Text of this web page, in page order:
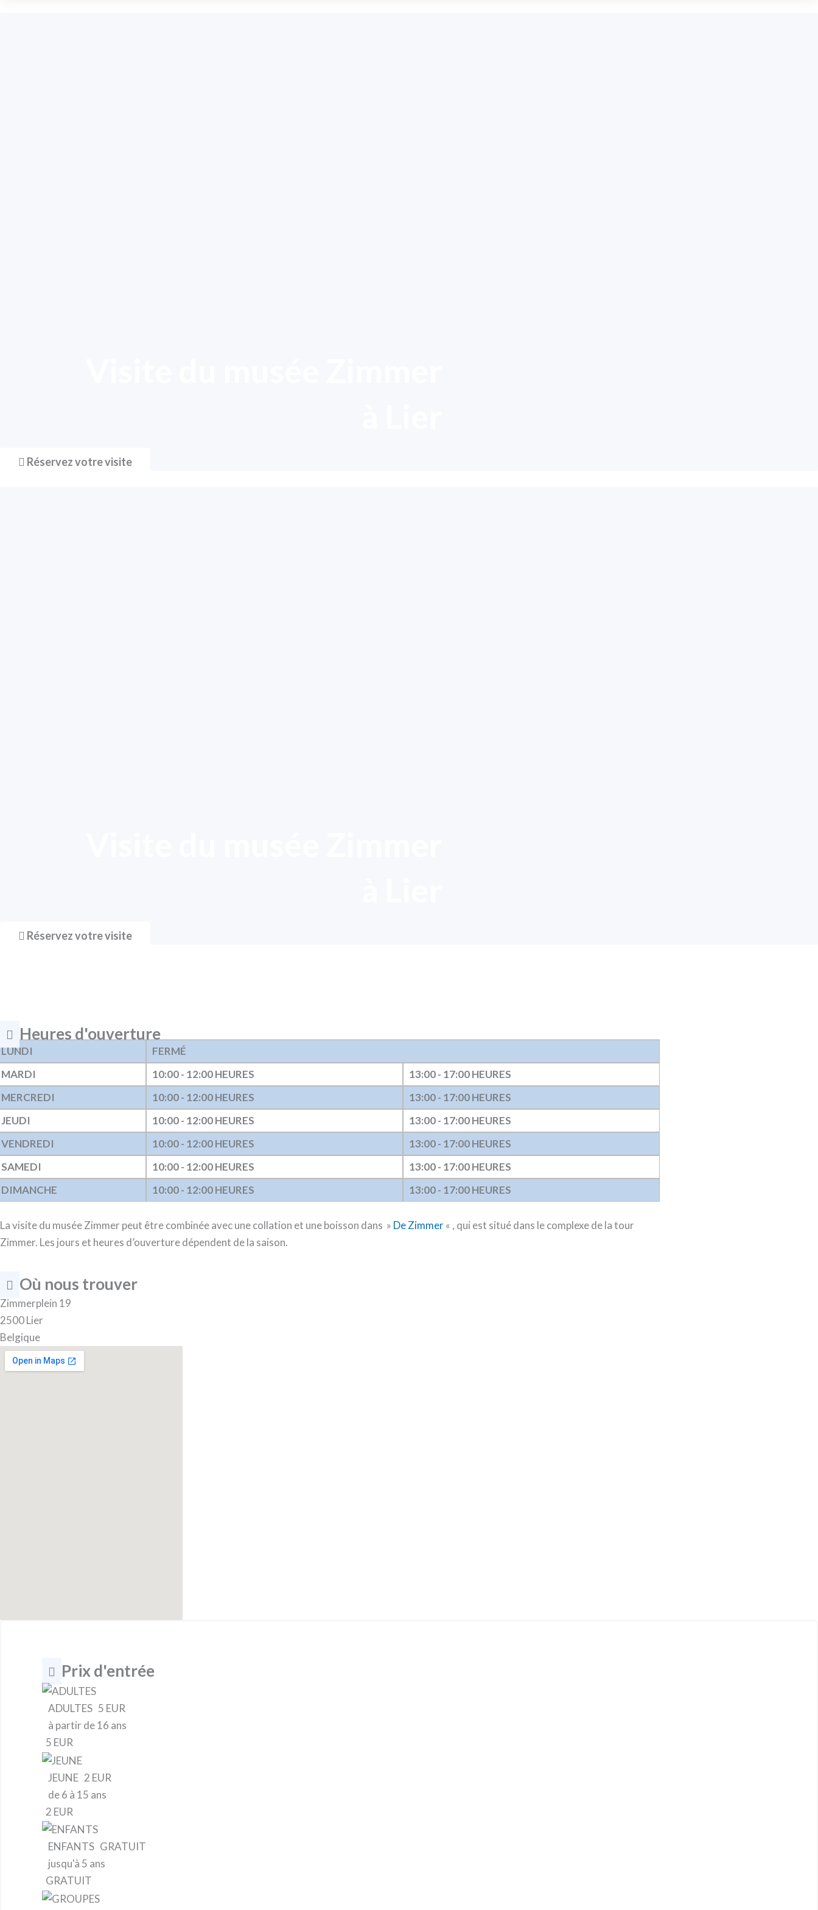
Réservez votre visite
Réservez votre visite
Heures d'ouverture
LUNDI
FERMÉ
MARDI
10:00 - 12:00 HEURES
13:00 - 17:00 HEURES
MERCREDI
10:00 - 12:00 HEURES
13:00 - 17:00 HEURES
JEUDI
10:00 - 12:00 HEURES
13:00 - 17:00 HEURES
VENDREDI
10:00 - 12:00 HEURES
13:00 - 17:00 HEURES
SAMEDI
10:00 - 12:00 HEURES
13:00 - 17:00 HEURES
DIMANCHE
10:00 - 12:00 HEURES 13:00 - 17:00 HEURES
La visite du musée Zimmer peut être combinée avec une collation et une boisson dans » De Zimmer« , qui est situé dans le complexe de la tour
Zimmer. Les jours et heures d’ouverture dépendent de la saison.
Où nous trouver
Zimmerplein 19
2500 Lier
Belgique
Prix d'entrée
ADULTES 5 EUR
à partir de 16 ans
5 EUR
JEUNE 2 EUR
de 6 à 15 ans
2 EUR
ENFANTS GRATUIT
jusqu'à 5 ans
GRATUIT